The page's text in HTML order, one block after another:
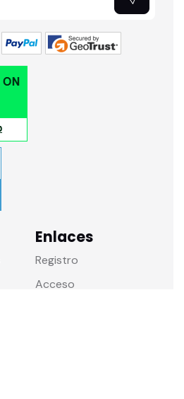
Enlaces
Registro
Acceso